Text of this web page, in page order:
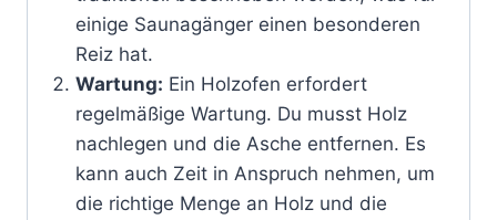
einige Saunagänger einen besonderen
Reiz hat.
Wartung: Ein Holzofen erfordert
regelmäßige Wartung. Du musst Holz
nachlegen und die Asche entfernen. Es
kann auch Zeit in Anspruch nehmen, um
die richtige Menge an Holz und die